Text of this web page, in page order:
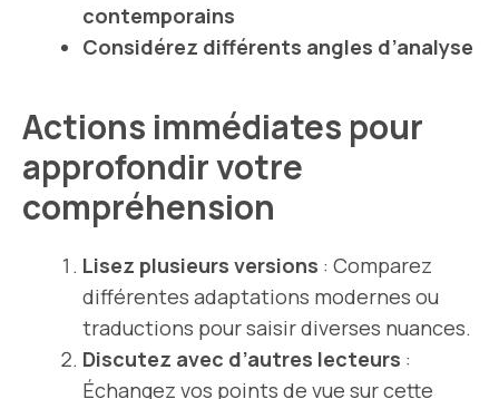
contemporains
Considérez différents angles d’analyse
Actions immédiates pour
approfondir votre
compréhension
Lisez plusieurs versions : Comparez
différentes adaptations modernes ou
traductions pour saisir diverses nuances.
Discutez avec d’autres lecteurs :
Échangez vos points de vue sur cette